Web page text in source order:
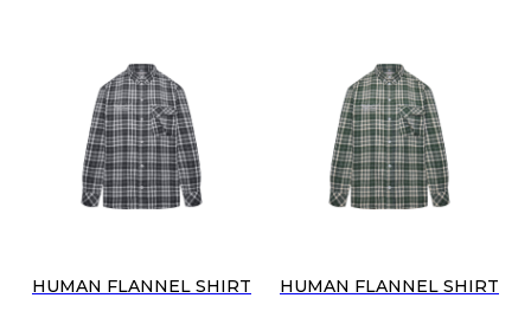
аккуратный маркер линейки HIKERCORE, встроенный в изделие без
лишнего акцента.
Оттенки — приглушённые, универсальные, землистые: чёрный,
пыльно-оливковый, медвежий коричневый и горчичный.
HUMAN FLANNEL SHIRT
HUMAN FLANNEL SHIRT